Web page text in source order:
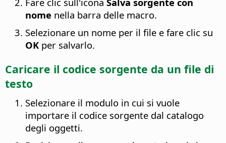
nome nella barra delle macro.
Selezionare un nome per il file e fare clic su
OK per salvarlo.
Caricare il codice sorgente da un file di
testo
Selezionare il modulo in cui si vuole
importare il codice sorgente dal catalogo
degli oggetti.